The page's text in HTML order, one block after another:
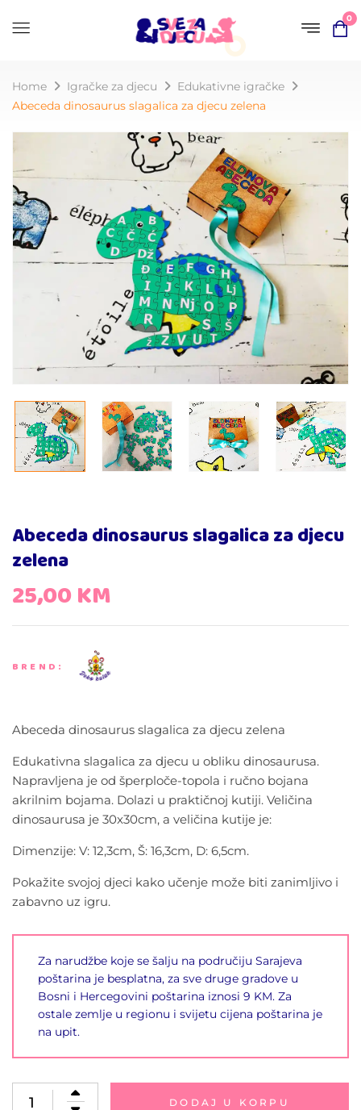
0
Home Igračke za djecu
Edukativne igračke
Abeceda dinosaurus slagalica za djecu zelena
Abeceda dinosaurus slagalica za djecu
zelena
25,00KM
BREND:
Abeceda dinosaurus slagalica za djecu zelena
Edukativna slagalica za djecu u obliku dinosaurusa.
Napravljena je od šperploče-topola i ručno bojana
akrilnim bojama. Dolazi u praktičnoj kutiji. Veličina
dinosaurusa je 30x30cm, a veličina kutije je:
Dimenzije: V: 12,3cm, Š: 16,3cm, D: 6,5cm.
Pokažite svojoj djeci kako učenje može biti zanimljivo i
zabavno uz igru.
Za narudžbe koje se šalju na područiju Sarajeva
poštarina je besplatna, za sve druge gradove u
Bosni i Hercegovini poštarina iznosi 9 KM. Za
ostale zemlje u regionu i svijetu cijena poštarina je
na upit.
DODAJ U KORPU